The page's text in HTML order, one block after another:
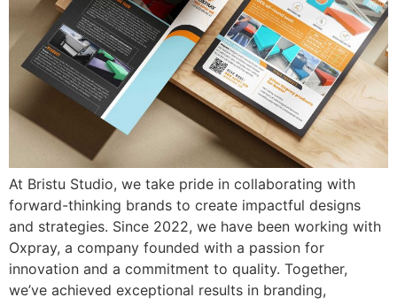
At Bristu Studio, we take pride in collaborating with
forward-thinking brands to create impactful designs
and strategies. Since 2022, we have been working with
Oxpray, a company founded with a passion for
innovation and a commitment to quality. Together,
we’ve achieved exceptional results in branding,